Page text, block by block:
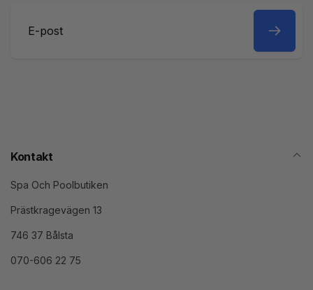
Kontakt
Spa Och Poolbutiken
Prästkragevägen 13
746 37 Bålsta
070-606 22 75